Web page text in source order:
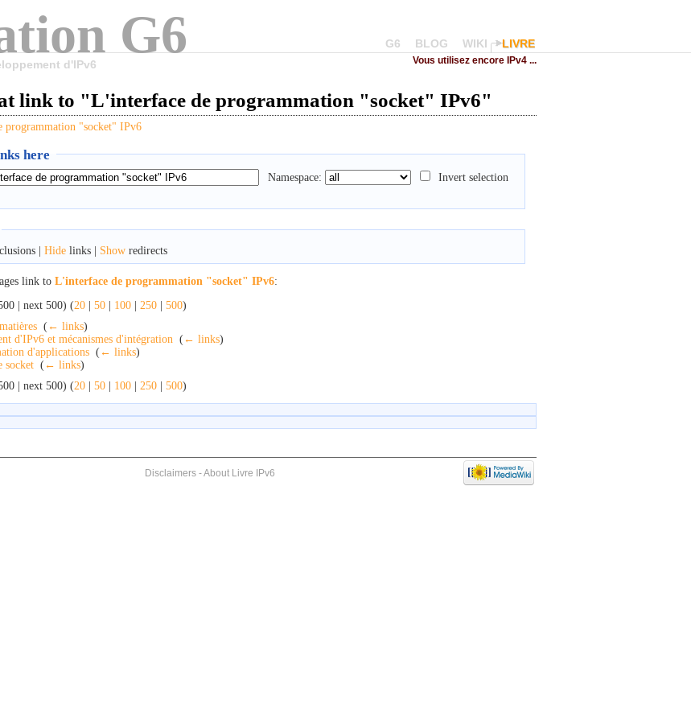
G6
d'IPv6
G6 BLOG WIKI LIVRE
Vous utilisez encore IPv4 ...
link to "L'interface de programmation "socket" IPv6"
programmation "socket" IPv6
here
Namespace: Invert selection
| Hidelinks | Showredirects
link to L'interface de programmation "socket" IPv6:
| next 500) (20 | 50 | 100 | 250 | 500)
( ← links)
d'IPv6 et mécanismes d'intégration ( ← links)
d'applications ( ← links)
socket ( ← links)
| next 500) (20 | 50 | 100 | 250 | 500)
Disclaimers-About Livre IPv6